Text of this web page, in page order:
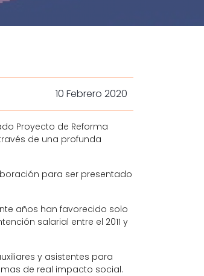
10 Febrero 2020
Proyecto de Reforma
de una profunda
para ser presentado
años han favorecido solo
salarial entre el 2011 y
y asistentes para
de real impacto social.